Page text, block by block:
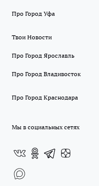
Про Город Уфа
Твои Новости
Про Город Ярославль
Про Город Владивосток
Про Город Краснодара
Мы в социальных сетях